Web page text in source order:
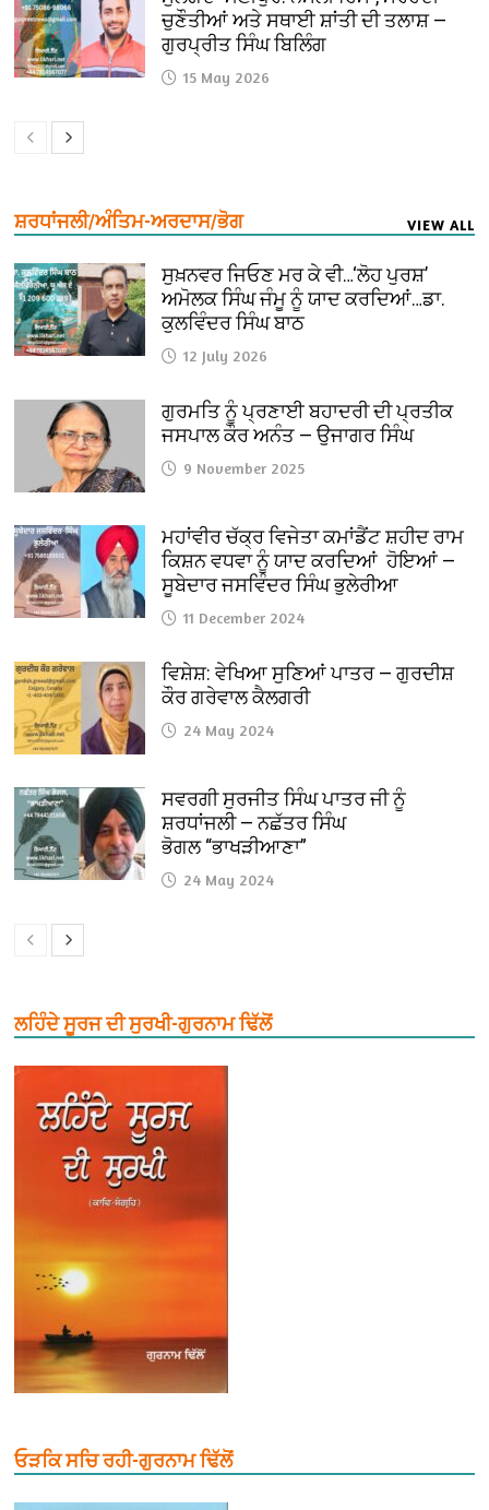
ਚੁਣੌਤੀਆਂ ਅਤੇ ਸਥਾਈ ਸ਼ਾਂਤੀ ਦੀ ਤਲਾਸ਼ —
ਗੁਰਪ੍ਰੀਤ ਸਿੰਘ ਬਿਲਿੰਗ
15 May 2026
ਸ਼ਰਧਾਂਜਲੀ/ਅੰਤਿਮ-ਅਰਦਾਸ/ਭੋਗ VIEW ALL
ਸੁਖ਼ਨਵਰ ਜਿਓਣ ਮਰ ਕੇ ਵੀ…‘ਲੋਹ ਪੁਰਸ਼’
ਅਮੋਲਕ ਸਿੰਘ ਜੰਮੂ ਨੂੰ ਯਾਦ ਕਰਦਿਆਂ…ਡਾ.
ਕੁਲਵਿੰਦਰ ਸਿੰਘ ਬਾਠ
12 July 2026
ਗੁਰਮਤਿ ਨੂੰ ਪ੍ਰਣਾਈ ਬਹਾਦਰੀ ਦੀ ਪ੍ਰਤੀਕ
ਜਸਪਾਲ ਕੌਰ ਅਨੰਤ — ਉਜਾਗਰ ਸਿੰਘ
9 November 2025
ਮਹਾਂਵੀਰ ਚੱਕ੍ਰ ਵਿਜੇਤਾ ਕਮਾਂਡੈਂਟ ਸ਼ਹੀਦ ਰਾਮ
ਕਿਸ਼ਨ ਵਧਵਾ ਨੂੰ ਯਾਦ ਕਰਦਿਆਂ ਹੋਇਆਂ —
ਸੂਬੇਦਾਰ ਜਸਵਿੰਦਰ ਸਿੰਘ ਭੁਲੇਰੀਆ
11 December 2024
ਵਿਸ਼ੇਸ਼: ਵੇਖਿਆ ਸੁਣਿਆਂ ਪਾਤਰ — ਗੁਰਦੀਸ਼
ਕੌਰ ਗਰੇਵਾਲ ਕੈਲਗਰੀ
24 May 2024
ਸਵਰਗੀ ਸੁਰਜੀਤ ਸਿੰਘ ਪਾਤਰ ਜੀ ਨੂੰ
ਸ਼ਰਧਾਂਜਲੀ — ਨਛੱਤਰ ਸਿੰਘ
ਭੋਗਲ “ਭਾਖੜੀਆਣਾ”
24 May 2024
ਲਹਿੰਦੇ ਸੂਰਜ ਦੀ ਸੁਰਖੀ-ਗੁਰਨਾਮ ਢਿੱਲੋਂ
ਓੜਕਿ ਸਚਿ ਰਹੀ-ਗੁਰਨਾਮ ਢਿੱਲੋਂ